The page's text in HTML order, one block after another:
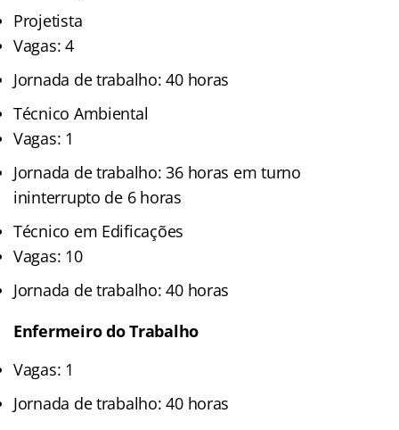
Projetista
Vagas: 4
Jornada de trabalho: 40 horas
Técnico Ambiental
Vagas: 1
Jornada de trabalho: 36 horas em turno
ininterrupto de 6 horas
Técnico em Edificações
Vagas: 10
Jornada de trabalho: 40 horas
Enfermeiro do Trabalho
Vagas: 1
Jornada de trabalho: 40 horas